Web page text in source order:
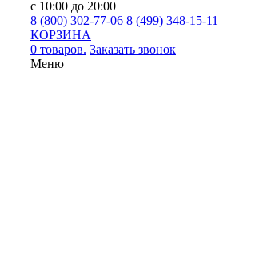
с 10:00 до 20:00
8 (800) 302-77-06 8 (499) 348-15-11
КОРЗИНА
0 товаров. Заказать звонок
Меню